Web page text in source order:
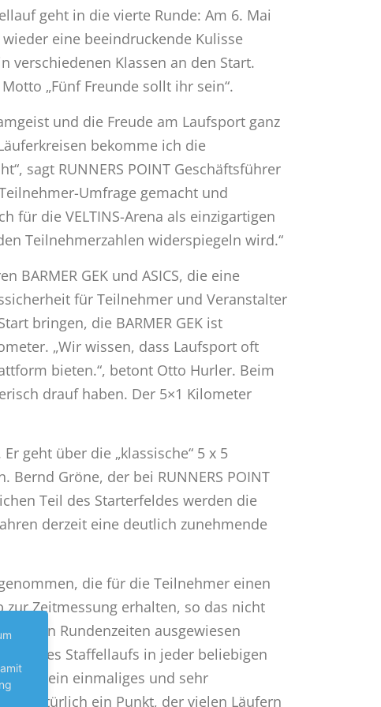
geht in die vierte Runde: Am 6. Mai
eine beeindruckende Kulisse
verschiedenen Klassen an den Start.
„Fünf Freunde sollt ihr sein“.
und die Freude am Laufsport ganz
bekomme ich die
sagt RUNNERS POINT Geschäftsführer
Umfrage gemacht und
für die VELTINS-Arena als einzigartigen
Teilnehmerzahlen widerspiegeln wird.“
GEK und ASICS, die eine
für Teilnehmer und Veranstalter
bringen, die BARMER GEK ist
„Wir wissen, dass Laufsport oft
bieten.“, betont Otto Hurler. Beim
drauf haben. Der 5×1 Kilometer
geht über die „klassische“ 5 x 5
Gröne, der bei RUNNERS POINT
Teil des Starterfeldes werden die
derzeit eine deutlich zunehmende
die für die Teilnehmer einen
Zeitmessung erhalten, so das nicht
Rundenzeiten ausgewiesen
des Staffellaufs in jeder beliebigen
ein einmaliges und sehr
ist natürlich ein Punkt, der vielen Läufern